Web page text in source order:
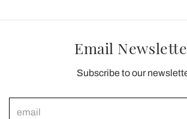
Email
Subscribe to our